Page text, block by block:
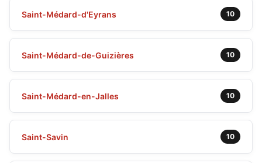
Saint-Médard-d'Eyrans 10
Saint-Médard-de-Guizières 10
Saint-Médard-en-Jalles 10
Saint-Savin 10